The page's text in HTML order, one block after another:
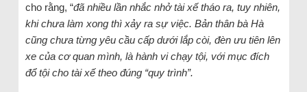
cho rằng, “đã nhiều lần nhắc nhở tài xế tháo ra, tuy nhiên,
khi chưa làm xong thì xảy ra sự việc. Bản thân bà Hà
cũng chưa từng yêu cầu cấp dưới lắp còi, đèn ưu tiên lên
xe của cơ quan mình, là hành vi chạy tội, với mục đích
đổ tội cho tài xế theo đúng “quy trình”.